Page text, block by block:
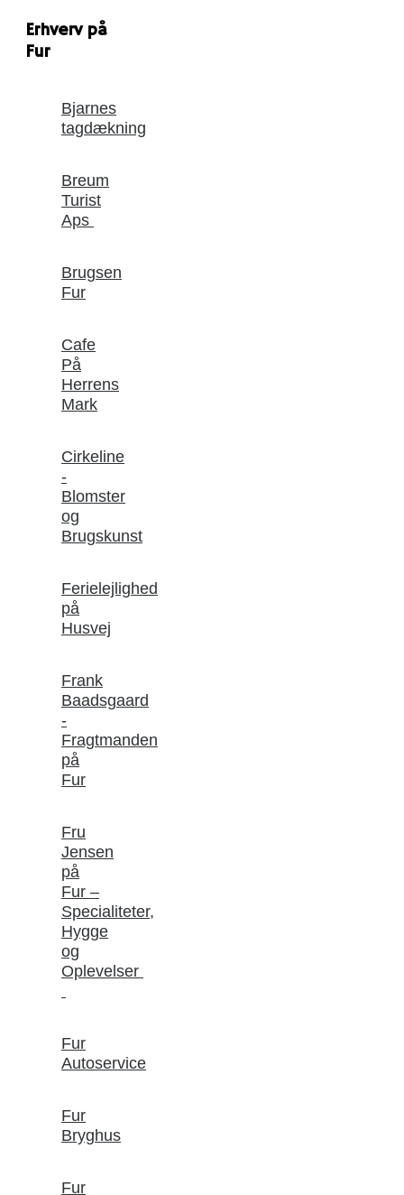
Erhverv på
Fur
Bjarnes
tagdækning
Breum
Turist
Aps
Brugsen
Fur
Cafe
På
Herrens
Mark
Cirkeline
-
Blomster
og
Brugskunst
Ferielejlighed
på
Husvej
Frank
Baadsgaard
-
Fragtmanden
på
Fur
Fru
Jensen
på
Fur –
Specialiteter,
Hygge
og
Oplevelser
Fur
Autoservice
Fur
Bryghus
Fur